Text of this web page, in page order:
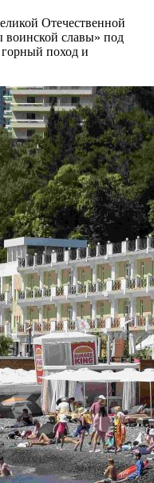
Отечественной
славы» под
поход и